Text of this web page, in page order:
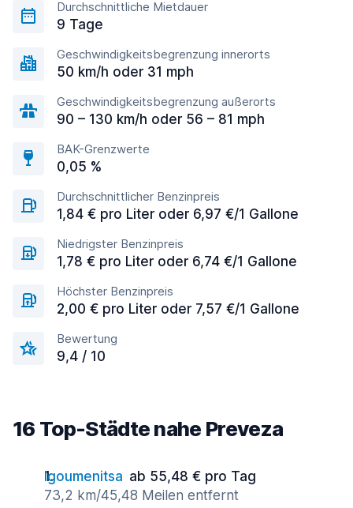
Durchschnittliche Mietdauer
9 Tage
Geschwindigkeitsbegrenzung innerorts
50 km/h oder 31 mph
Geschwindigkeitsbegrenzung außerorts
90 – 130 km/h oder 56 – 81 mph
BAK-Grenzwerte
0,05 %
Durchschnittlicher Benzinpreis
1,84 € pro Liter oder 6,97 €/1 Gallone
Niedrigster Benzinpreis
1,78 € pro Liter oder 6,74 €/1 Gallone
Höchster Benzinpreis
2,00 € pro Liter oder 7,57 €/1 Gallone
Bewertung
9,4 / 10
16 Top-Städte nahe Preveza
Igoumenitsa ab 55,48 € pro Tag
73,2 km/45,48 Meilen entfernt